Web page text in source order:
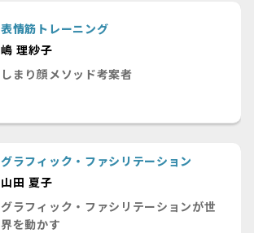
表情筋トレーニング
嶋 理紗子
しまり顔メソッド考案者
グラフィック・ファシリテーション
山田 夏子
グラフィック・ファシリテーションが世
界を動かす